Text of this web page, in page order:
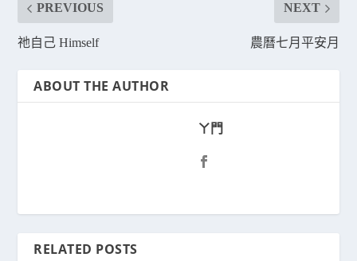
PREVIOUS
祂自己 Himself
NEXT
農曆七月平安月
ABOUT THE AUTHOR
ㄚ門
RELATED POSTS